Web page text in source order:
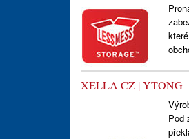
XELLA CZ | YTONG
Pod